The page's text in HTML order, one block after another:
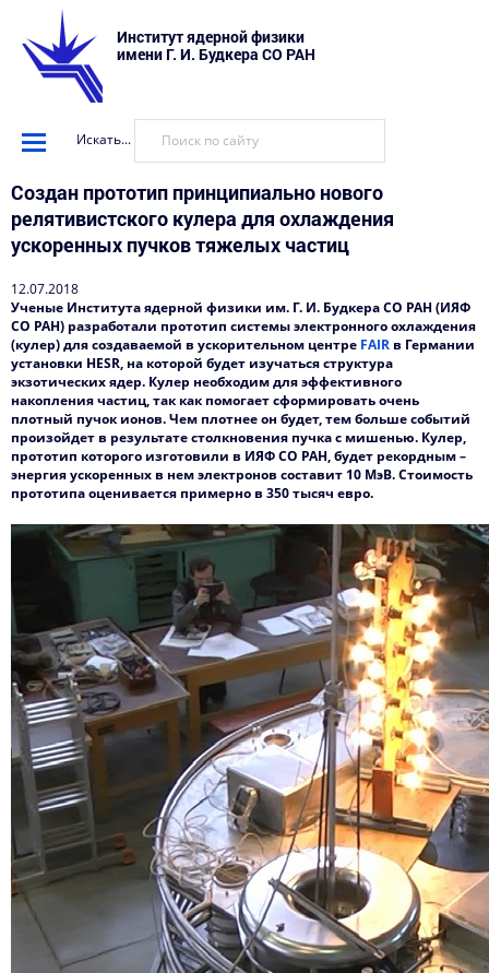
Институт ядерной физики
имени Г. И. Будкера СО РАН
Искать...
Создан прототип принципиально нового
релятивистского кулера для охлаждения
ускоренных пучков тяжелых частиц
12.07.2018
Ученые Института ядерной физики им. Г. И. Будкера СО РАН (ИЯФ
СО РАН) разработали прототип системы электронного охлаждения
(кулер) для создаваемой в ускорительном центре FAIR в Германии
установки HESR, на которой будет изучаться структура
экзотических ядер. Кулер необходим для эффективного
накопления частиц, так как помогает сформировать очень
плотный пучок ионов. Чем плотнее он будет, тем больше событий
произойдет в результате столкновения пучка с мишенью. Кулер,
прототип которого изготовили в ИЯФ СО РАН, будет рекордным –
энергия ускоренных в нем электронов составит 10 МэВ. Стоимость
прототипа оценивается примерно в 350 тысяч евро.